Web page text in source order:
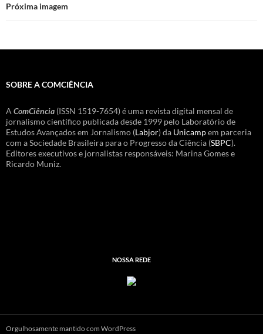
Próxima imagem
SOBRE A COMCIÊNCIA
A ComCiência (ISSN 1519-7654) é uma revista digital mensal de
jornalismo científico publicada desde 1999 pelo Laboratório de
Estudos Avançados em Jornalismo (Labjor) da Unicampem parceria
com a Sociedade Brasileira para o Progresso da Ciência (SBPC).
Editores executivos e jornalistas responsáveis: Marina Gomes e
Ricardo Muniz.
NOSSA REDE
Orgulhosamente mantido com WordPress